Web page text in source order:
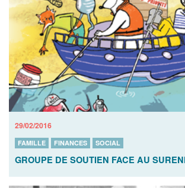
29/02/2016
FAMILLE FINANCES SOCIAL
GROUPE DE SOUTIEN FACE AU